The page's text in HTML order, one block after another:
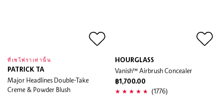
ที่เซโฟราเท่านั้น
PATRICK TA
Major Headlines Double-Take
Creme & Powder Blush
HOURGLASS
Vanish™ Airbrush Concealer
฿1,700.00
(1776)